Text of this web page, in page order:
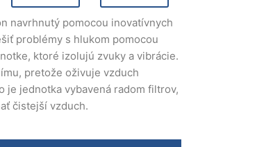
navrhnutý pomocou inovatívnych
problémy s hlukom pomocou
ktoré izolujú zvuky a vibrácie.
pretože oživuje vzduch
je jednotka vybavená radom filtrov,
čistejší vzduch.